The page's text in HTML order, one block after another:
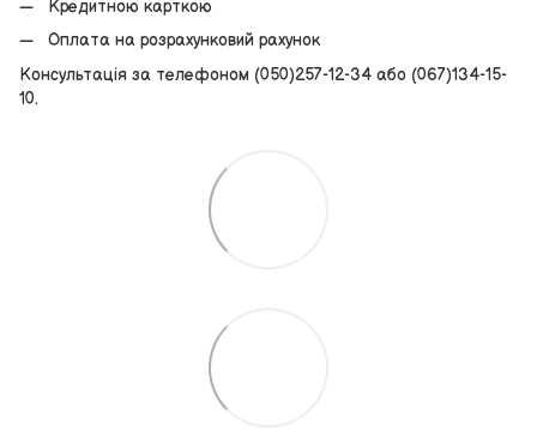
Кредитною карткою
Оплата на розрахунковий рахунок
Консультація за телефоном (050)257-12-34 або (067)134-15-
10.